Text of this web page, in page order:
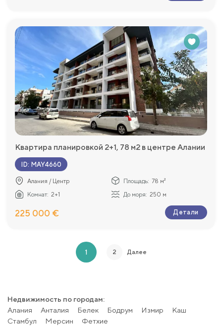
Квартира планировкой 2+1, 78 м2 в центре Алании
ID: MAY4660
Алания / Центр Площадь: 78 м²
Комнат: 2+1 До моря: 250 м
225 000 € Детали
1 2 Далее
Недвижимость по городам:
Алания
Анталия Белек Бодрум Измир
Каш
Стамбул
Мерсин
Фетхие